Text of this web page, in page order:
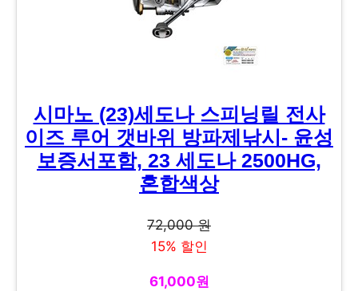
시마노 (23)세도나 스피닝릴 전사
이즈 루어 갯바위 방파제낚시- 윤성
보증서포함, 23 세도나 2500HG,
혼합색상
72,000 원
15% 할인
61,000원